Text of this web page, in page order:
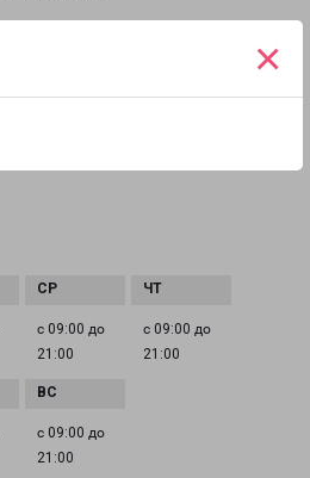
×
с 09:00 до
21:00
с 09:00 до
21:00
с 09:00 до
21:00